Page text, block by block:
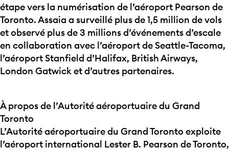
étape vers la numérisation de l’aéroport Pearson de
Toronto. Assaia a surveillé plus de 1,5 million de vols
et observé plus de 3 millions d’événements d’escale
en collaboration avec l’aéroport de Seattle-Tacoma,
l’aéroport Stanfield d’Halifax, British Airways,
London Gatwick et d’autres partenaires.
Àproposde l’Autoritéaéroportuairedu Grand
Toronto
L’Autoritéaéroportuairedu Grand Toronto exploite
l’aéroport international Lester B. Pearson de Toronto,